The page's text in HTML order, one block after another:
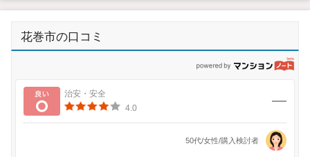
花巻市の口コミ
良い
治安・安全
4.0
50代/女性/購入検討者